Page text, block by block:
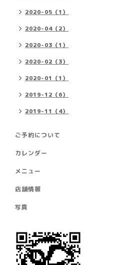
2020-05（1）
2020-04（2）
2020-03（1）
2020-02（3）
2020-01（1）
2019-12（6）
2019-11（4）
ご予約について
カレンダー
メニュー
店舗情報
写真